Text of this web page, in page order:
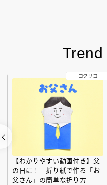
Trend
【わかりやすい動画付き】父
の日に！ 折り紙で作る「お
父さん」の簡単な折り方
コクリコ